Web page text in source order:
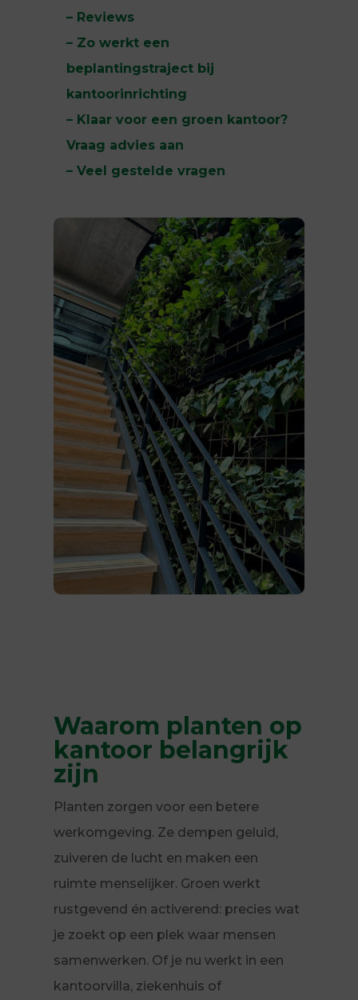
– Reviews
– Zo werkt een
beplantingstraject bij
kantoorinrichting
– Klaar voor een groen kantoor?
Vraag advies aan
– Veel gestelde vragen
Waarom planten op
kantoor belangrijk
zijn
Planten zorgen voor een betere
werkomgeving. Ze dempen geluid,
zuiveren de lucht en maken een
ruimte menselijker. Groen werkt
rustgevend én activerend: precies wat
je zoekt op een plek waar mensen
samenwerken. Of je nu werkt in een
kantoorvilla, ziekenhuis of